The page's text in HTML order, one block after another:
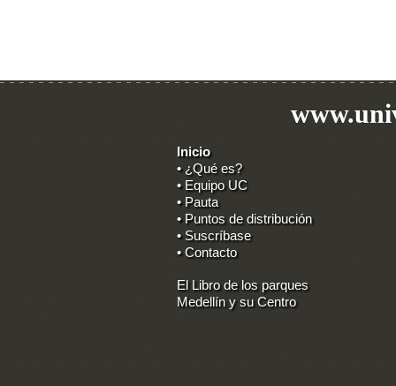
Inicio
• ¿Qué es?
• Equipo UC
• Pauta
• Puntos de distribución
• Suscríbase
• Contacto
El Libro de los parques
Medellín y su Centro